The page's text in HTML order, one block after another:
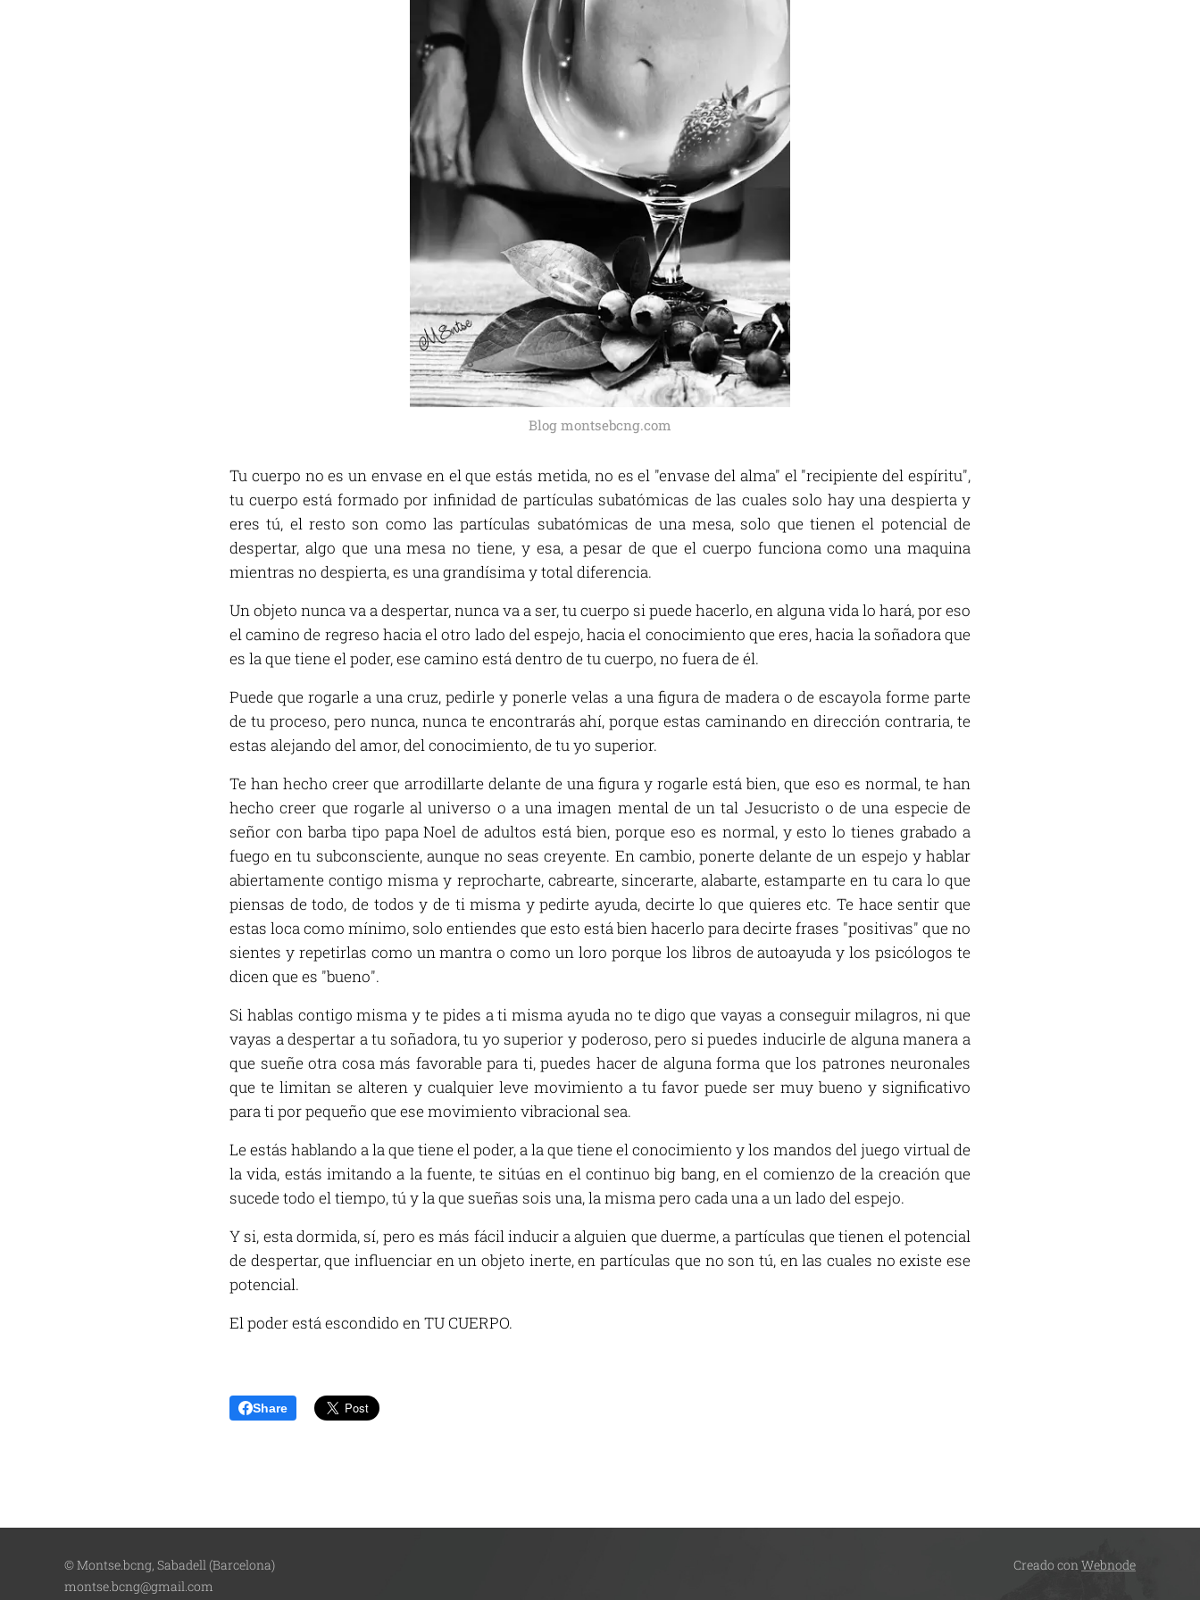
Blog montsebcng.com
Tu cuerpo no es un envase en el que estás metida, no es el "envase del alma" el "recipiente del espíritu",
tu cuerpo está formado por infinidad de partículas subatómicas de las cuales solo hay una despierta y
eres tú, el resto son como las partículas subatómicas de una mesa, solo que tienen el potencial de
despertar, algo que una mesa no tiene, y esa, a pesar de que el cuerpo funciona como una maquina
mientras no despierta, es una grandísima y total diferencia.
Un objeto nunca va a despertar, nunca va a ser, tu cuerpo si puede hacerlo, en alguna vida lo hará, por eso
el camino de regreso hacia el otro lado del espejo, hacia el conocimiento que eres, hacia la soñadora que
es la que tiene el poder, ese camino está dentro de tu cuerpo, no fuera de él.
Puede que rogarle a una cruz, pedirle y ponerle velas a una figura de madera o de escayola forme parte
de tu proceso, pero nunca, nunca te encontrarás ahí, porque estas caminando en dirección contraria, te
estas alejando del amor, del conocimiento, de tu yo superior.
Te han hecho creer que arrodillarte delante de una figura y rogarle está bien, que eso es normal, te han
hecho creer que rogarle al universo o a una imagen mental de un tal Jesucristo o de una especie de
señor con barba tipo papa Noel de adultos está bien, porque eso es normal, y esto lo tienes grabado a
fuego en tu subconsciente, aunque no seas creyente. En cambio, ponerte delante de un espejo y hablar
abiertamente contigo misma y reprocharte, cabrearte, sincerarte, alabarte, estamparte en tu cara lo que
piensas de todo, de todos y de ti misma y pedirte ayuda, decirte lo que quieres etc. Te hace sentir que
estas loca como mínimo, solo entiendes que esto está bien hacerlo para decirte frases "positivas" que no
sientes y repetirlas como un mantra o como un loro porque los libros de autoayuda y los psicólogos te
dicen que es "bueno".
Si hablas contigo misma y te pides a ti misma ayuda no te digo que vayas a conseguir milagros, ni que
vayas a despertar a tu soñadora, tu yo superior y poderoso, pero si puedes inducirle de alguna manera a
que sueñe otra cosa más favorable para ti, puedes hacer de alguna forma que los patrones neuronales
que te limitan se alteren y cualquier leve movimiento a tu favor puede ser muy bueno y significativo
para ti por pequeño que ese movimiento vibracional sea.
Le estás hablando a la que tiene el poder, a la que tiene el conocimiento y los mandos del juego virtual de
la vida, estás imitando a la fuente, te sitúas en el continuo big bang, en el comienzo de la creación que
sucede todo el tiempo, tú y la que sueñas sois una, la misma pero cada una a un lado del espejo.
Y si, esta dormida, sí, pero es más fácil inducir a alguien que duerme, a partículas que tienen el potencial
de despertar, que influenciar en un objeto inerte, en partículas que no son tú, en las cuales no existe ese
potencial.
El poder está escondido en TU CUERPO.
Share
© Montse.bcng, Sabadell (Barcelona)
montse.bcng@gmail.com
Creado conWebnode